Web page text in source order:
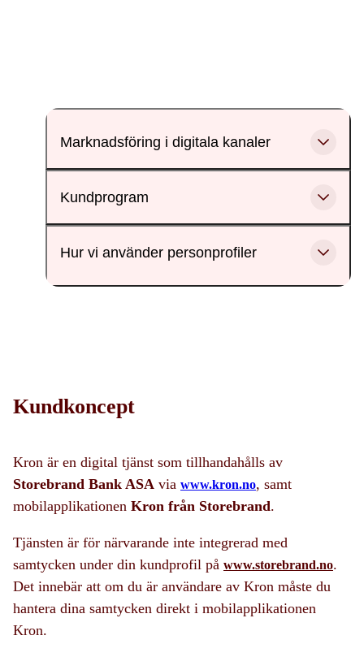
Marknadsföring i digitala kanaler
Kundprogram
Hur vi använder personprofiler
Kundkoncept
Kron är en digital tjänst som tillhandahålls av
Storebrand Bank ASA via www.kron.no, samt
mobilapplikationen Kron från Storebrand.
Tjänsten är för närvarande inte integrerad med
samtycken under din kundprofil på www.storebrand.no.
Det innebär att om du är användare av Kron måste du
hantera dina samtycken direkt i mobilapplikationen
Kron.